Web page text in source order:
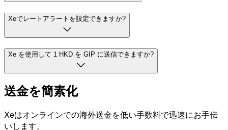
Xeでレートアラートを設定できますか?
Xe を使用して 1 HKD を GIP に送信できますか?
送金を簡素化
Xeはオンラインでの海外送金を低い手数料で迅速にお手伝
いします。